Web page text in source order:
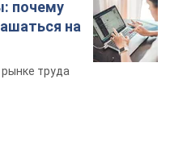
почему
на
труда